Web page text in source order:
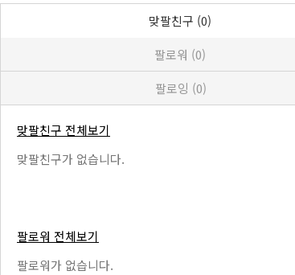
맞팔친구 (0)
팔로워 (0)
팔로잉 (0)
맞팔친구 전체보기
맞팔친구가 없습니다.
팔로워 전체보기
팔로워가 없습니다.